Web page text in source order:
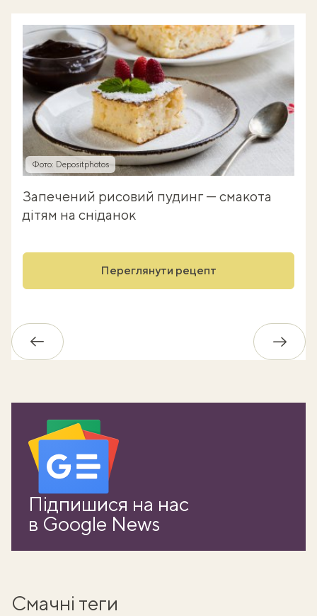
Фото: Depositphotos
Запечений рисовий пудинг — смакота
дітям на сніданок
Переглянути рецепт
Назад
Підпишися на нас
в Google News
Смачні теги